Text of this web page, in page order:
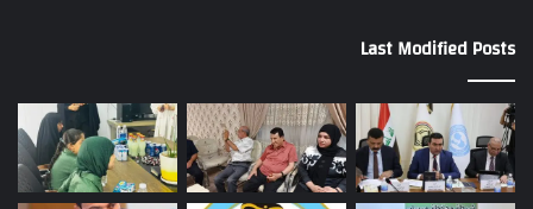
Last Modified Posts